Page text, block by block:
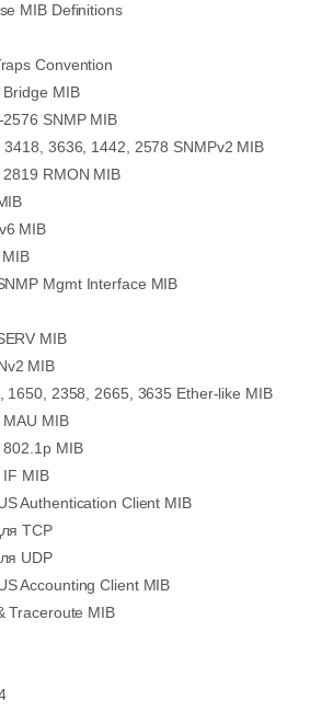
MIB Definitions
Convention
MIB
SNMP MIB
3636, 1442, 2578 SNMPv2 MIB
RMON MIB
MIB
Mgmt Interface MIB
MIB
MIB
1650, 2358, 2665, 3635 Ether-like MIB
MIB
MIB
IF MIB
Authentication Client MIB
TCP
UDP
Accounting Client MIB
Traceroute MIB